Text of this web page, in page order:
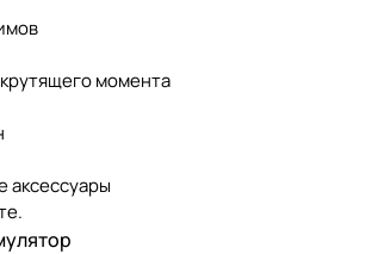
момента
аксессуары